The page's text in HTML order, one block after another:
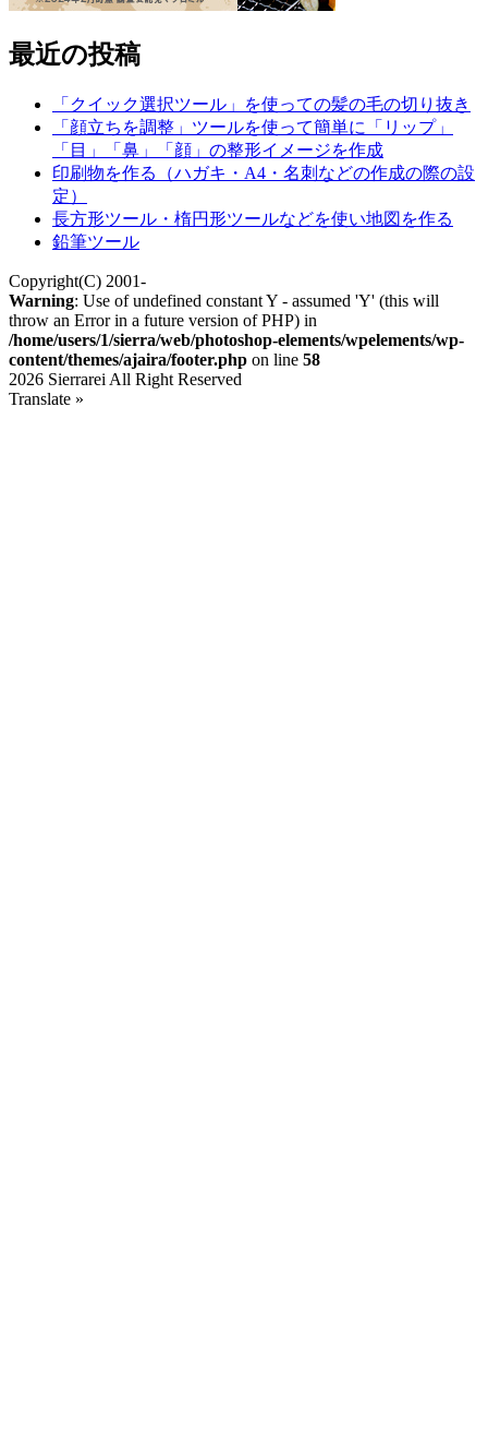
最近の投稿
「クイック選択ツール」を使っての髪の毛の切り抜き
「顔立ちを調整」ツールを使って簡単に「リップ」
「目」「鼻」「顔」の整形イメージを作成
印刷物を作る（ハガキ・A4・名刺などの作成の際の設
定）
長方形ツール・楕円形ツールなどを使い地図を作る
鉛筆ツール
Copyright(C) 2001-
Warning: Use of undefined constant Y - assumed 'Y' (this will
throw an Error in a future version of PHP) in
/home/users/1/sierra/web/photoshop-elements/wpelements/wp-
content/themes/ajaira/footer.php on line 58
2026 Sierrarei All Right Reserved
Translate »